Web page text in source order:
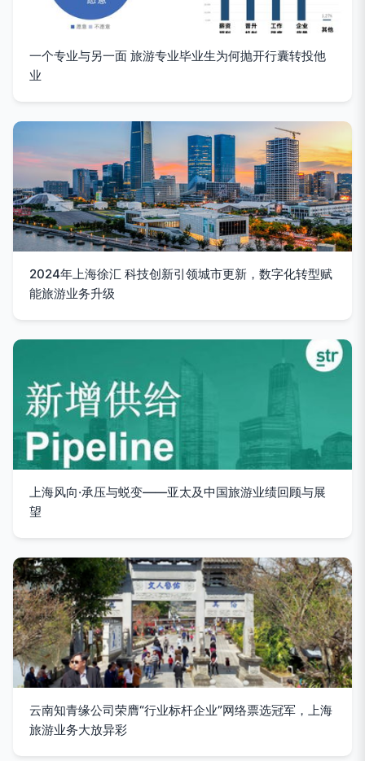
一个专业与另一面 旅游专业毕业生为何抛开行囊转投他
业
2024年上海徐汇 科技创新引领城市更新，数字化转型赋
能旅游业务升级
上海风向·承压与蜕变——亚太及中国旅游业绩回顾与展
望
云南知青缘公司荣膺“行业标杆企业”网络票选冠军，上海
旅游业务大放异彩